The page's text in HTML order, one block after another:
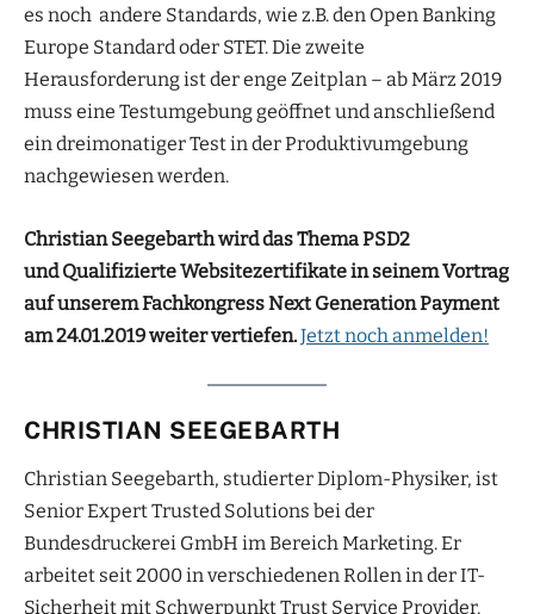
es noch andere Standards, wie z.B. den Open Banking
Europe Standard oder STET. Die zweite
Herausforderung ist der enge Zeitplan – ab März 2019
muss eine Testumgebung geöffnet und anschließend
ein dreimonatiger Test in der Produktivumgebung
nachgewiesen werden.
Christian Seegebarth wird das Thema PSD2
und Qualifizierte Websitezertifikate in seinem Vortrag
auf unserem Fachkongress Next Generation Payment
am 24.01.2019weiter vertiefen.Jetzt noch anmelden!
CHRISTIAN SEEGEBARTH
Christian Seegebarth, studierter Diplom-Physiker, ist
Senior Expert Trusted Solutions bei der
Bundesdruckerei GmbH im Bereich Marketing. Er
arbeitet seit 2000 in verschiedenen Rollen in der IT-
Sicherheit mit Schwerpunkt Trust Service Provider.